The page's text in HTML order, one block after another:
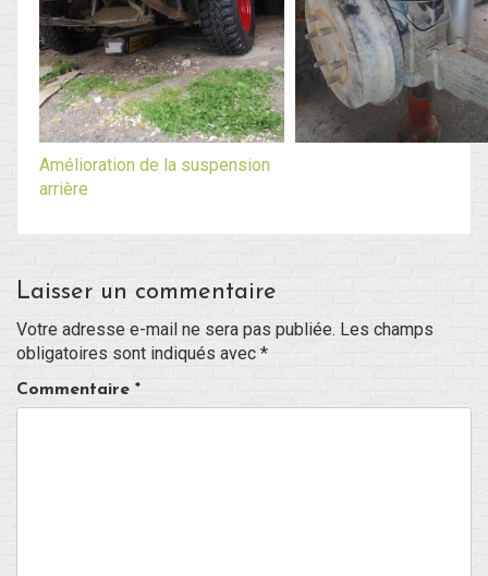
Amélioration de la suspension
arrière
Laisser un commentaire
Votre adresse e-mail ne sera pas publiée. Les champs
obligatoires sont indiqués avec *
Commentaire *